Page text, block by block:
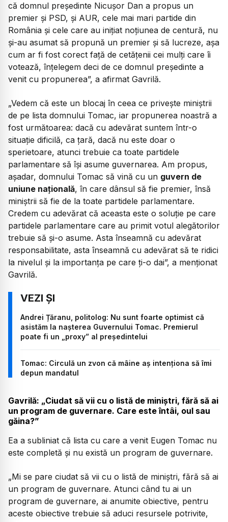
că domnul președinte Nicușor Dan a propus un
premier și PSD, și AUR, cele mai mari partide din
România și cele care au inițiat noțiunea de centură, nu
și-au asumat să propună un premier și să lucreze, așa
cum ar fi fost corect față de cetățenii cei mulți care îi
votează, înțelegem deci de ce domnul președinte a
venit cu propunerea”, a afirmat Gavrilă.
„Vedem că este un blocaj în ceea ce privește miniștrii
de pe lista domnului Tomac, iar propunerea noastră a
fost următoarea: dacă cu adevărat suntem într-o
situație dificilă, ca țară, dacă nu este doar o
sperietoare, atunci trebuie ca toate partidele
parlamentare să își asume guvernarea. Am propus,
așadar, domnului Tomac să vină cu un guvern de
uniune națională, în care dânsul să fie premier, însă
miniștrii să fie de la toate partidele parlamentare.
Credem cu adevărat că aceasta este o soluție pe care
partidele parlamentare care au primit votul alegătorilor
trebuie să și-o asume. Asta înseamnă cu adevărat
responsabilitate, asta înseamnă cu adevărat să te ridici
la nivelul și la importanța pe care ți-o dai”, a menționat
Gavrilă.
Andrei Țăranu, politolog: Nu sunt foarte optimist că
asistăm la nașterea Guvernului Tomac. Premierul
poate fi un „proxy” al președintelui
Tomac: Circulă un zvon că mâine aș intenționa să îmi
depun mandatul
Gavrilă: „Ciudat să vii cu o listă de miniștri, fără să ai
un program de guvernare. Care este întâi, oul sau
găina?”
Ea a subliniat că lista cu care a venit Eugen Tomac nu
este completă și nu există un program de guvernare.
„Mi se pare ciudat să vii cu o listă de miniștri, fără să ai
un program de guvernare. Atunci când tu ai un
program de guvernare, ai anumite obiective, pentru
aceste obiective trebuie să aduci resursele potrivite,